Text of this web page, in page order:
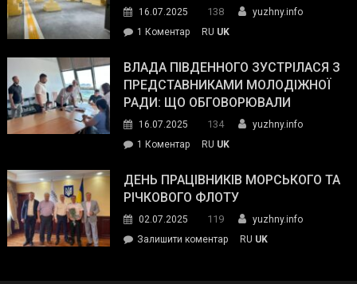
спільний
окупанти.
Маємо
діяти
команда
пожежу
у
16.07.2025 138
yuzhny.info
1 Коментардо
Південного
провів
інспекцію
укриття
RU UK
ВЛАДА ПІВДЕННОГО ЗУСТРІЛАСЯ З
ПРЕДСТАВНИКАМИ МОЛОДІЖНОЇ
РАДИ: ЩО ОБГОВОРЮВАЛИ
16.07.2025 134
yuzhny.info
1 Коментардо
Південного
зустрілася
представниками
молодіжної
RU UK
ДЕНЬ ПРАЦІВНИКІВ МОРСЬКОГО ТА
РІЧКОВОГО ФЛОТУ
02.07.2025 119
yuzhny.info
Залишити коментарon
RU UK